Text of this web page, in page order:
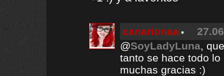
canarionaa
@SoyLadyLuna,
tanto se hace todo lo
muchas gracias :)